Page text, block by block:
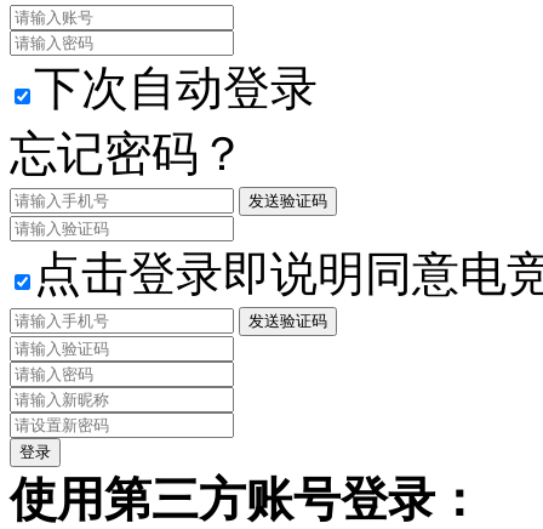
下次自动登录
忘记密码？
发送验证码
点击登录即说明同意电
发送验证码
使用第三方账号登录：